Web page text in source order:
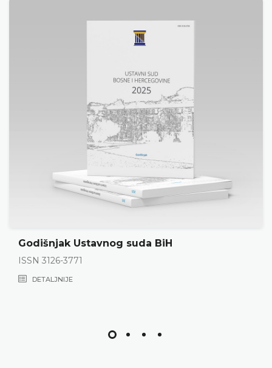
Godišnjak Ustavnog suda BiH
ISSN 3126-3771
DETALJNIJE